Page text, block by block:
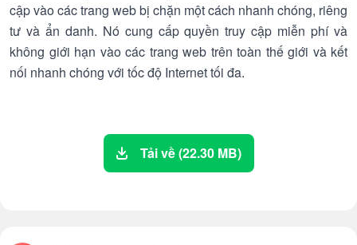
cập vào các trang web bị chặn một cách nhanh chóng, riêng
tư và ẩn danh. Nó cung cấp quyền truy cập miễn phí và
không giới hạn vào các trang web trên toàn thế giới và kết
nối nhanh chóng với tốc độ Internet tối đa.
Tải về (22.30 MB)